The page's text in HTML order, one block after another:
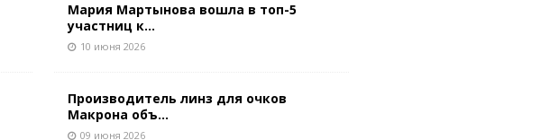
Мария Мартынова вошла в топ-5
участниц к...
10 июня 2026
Производитель линз для очков
Макрона объ...
09 июня 2026